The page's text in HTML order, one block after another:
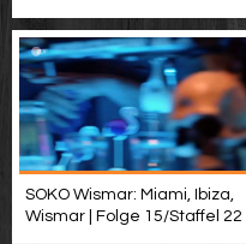
SOKO Wismar: Miami, Ibiza,
Wismar | Folge 15/Staffel 22